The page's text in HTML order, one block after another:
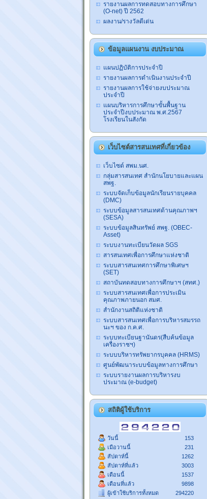
รายงานผลการทดสอบทางการศึกษา
(O-net) ปี 2562
ผลงาน/รางวัลดีเด่น
ข้อมูลแผนงาน งบประมาณ
แผนปฏิบัติการประจำปี
รายงานผลการดำเนินงานประจำปี
รายงานผลการใช้จ่ายงบประมาณ
ประจำปี
แผนบริหารการศึกษาขั้นพื้นฐาน
ประจำปีงบประมาณ พ.ศ.2567
โรงเรียนในสังกัด
เว็บไซต์สารสนเทศที่เกี่ยวข้อง
เว็บไซต์ สพม.นศ.
กลุ่มสารสนเทศ สำนักนโยบายและแผน
สพฐ.
ระบบจัดเก็บข้อมูลนักเรียนรายบุคคล
(DMC)
ระบบข้อมูลสารสนเทศด้านคุณภาพฯ
(SESA)
ระบบข้อมูลสินทรัพย์ สพฐ. (OBEC-
Asset)
ระบบงานทะเบียนวัดผล SGS
สารสนเทศเพื่อการศึกษาแห่งชาติ
ระบบสารสนเทศการศึกษาพิเศษฯ
(SET)
สถาบันทดสอบทางการศึกษาฯ (สทศ.)
ระบบสารสนเทศเพื่อการประเมิน
คุณภาพภายนอก สมศ.
สำนักงานสถิติแห่งชาติ
ระบบสารสนเทศเพื่อการบริหารสมรรถ
นะฯ ของ ก.ค.ศ.
ระบบทะเบียนฐานันดร(สืบค้นข้อมูล
เครื่องราชฯ)
ระบบบริหารทรัพยากรบุคคล (HRMS)
ศูนย์พัฒนาระบบข้อมูลทางการศึกษา
ระบบรายงานผลการบริหารงบ
ประมาณ (e-budget)
สถิติผู้ใช้บริการ
วันนี้
153
เมือวานนี้
231
สัปดาห์นี้
1262
สัปดาห์ที่แล้ว
3003
เดือนนี้
1537
เดือนที่แล้ว
9898
ผู้เข้าใช้บริการทั้งหมด
294220